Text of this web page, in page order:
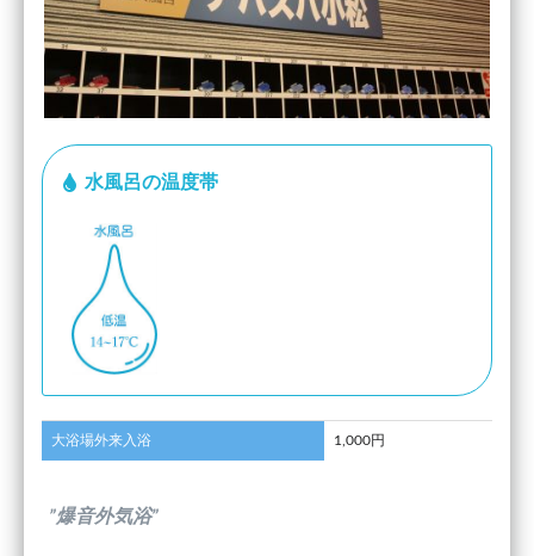
水風呂の温度帯
大浴場外来入浴 1,000円
”爆音外気浴”